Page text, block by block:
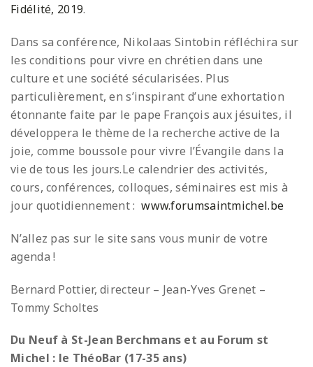
Fidélité, 2019.
Dans sa conférence, Nikolaas Sintobin réfléchira sur
les conditions pour vivre en chrétien dans une
culture et une société sécularisées. Plus
particulièrement, en s’inspirant d’une exhortation
étonnante faite par le pape François aux jésuites, il
développera le thème de la recherche active de la
joie, comme boussole pour vivre l’Évangile dans la
vie de tous les jours.Le calendrier des activités,
cours, conférences, colloques, séminaires est mis à
jour quotidiennement :www.forumsaintmichel.be
N’allez pas sur le site sans vous munir de votre
agenda !
Bernard Pottier, directeur – Jean-Yves Grenet –
Tommy Scholtes
Du Neuf à St-Jean Berchmans et au Forum st
Michel : le ThéoBar (17-35 ans)